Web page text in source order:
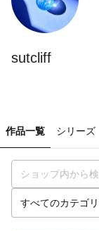
sutcliff
作品一覧 シリーズ